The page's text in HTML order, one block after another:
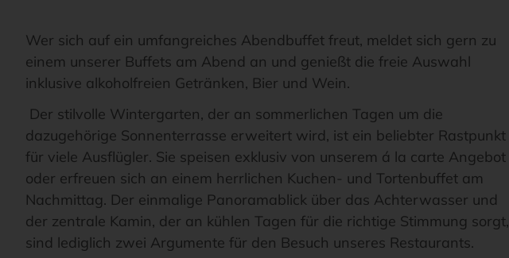
Wer sich auf ein umfangreiches Abendbuffet freut, meldet sich gern zu
einem unserer Buffets am Abend an und genießt die freie Auswahl
inklusive alkoholfreien Getränken, Bier und Wein.
Der stilvolle Wintergarten, der an sommerlichen Tagen um die
dazugehörige Sonnenterrasse erweitert wird, ist ein beliebter Rastpunkt
für viele Ausflügler. Sie speisen exklusiv von unserem á la carte Angebot
oder erfreuen sich an einem herrlichen Kuchen- und Tortenbuffet am
Nachmittag. Der einmalige Panoramablick über das Achterwasser und
der zentrale Kamin, der an kühlen Tagen für die richtige Stimmung sorgt,
sind lediglich zwei Argumente für den Besuch unseres Restaurants.